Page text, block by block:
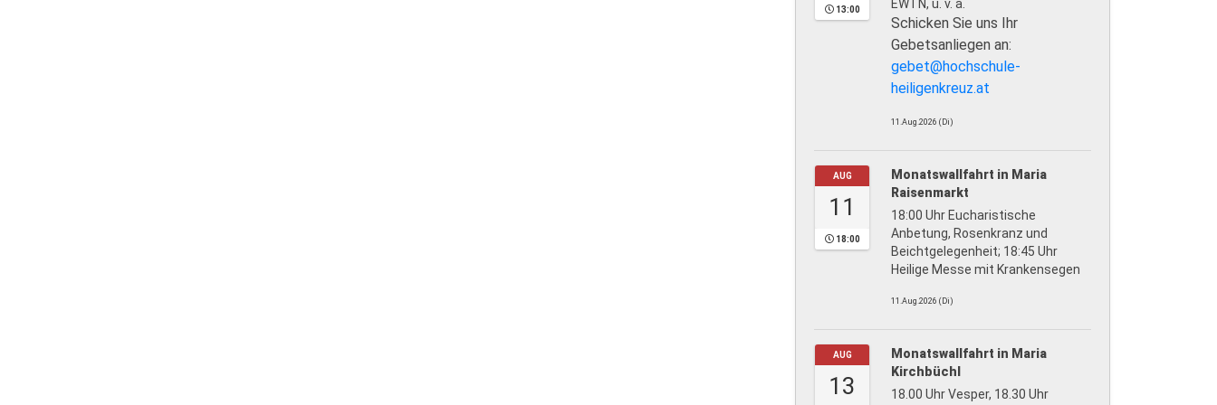
13:00 EWTN, u. v. a.
Schicken Sie uns Ihr
Gebetsanliegen an:
gebet@hochschule-
heiligenkreuz.at
11.Aug.2026 (Di)
AUG
11
18:00
Monatswallfahrt in Maria
Raisenmarkt
18:00 Uhr Eucharistische
Anbetung, Rosenkranz und
Beichtgelegenheit; 18:45 Uhr
Heilige Messe mit Krankensegen
11.Aug.2026 (Di)
AUG
13
Monatswallfahrt in Maria
Kirchbüchl
18.00 Uhr Vesper, 18.30 Uhr